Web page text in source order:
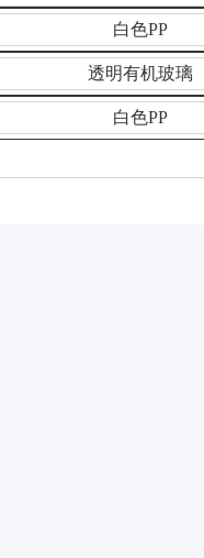
白色PP
透明有机玻璃
白色PP